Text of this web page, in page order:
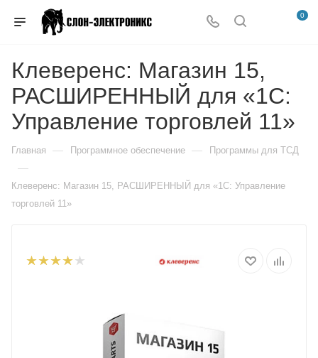
0
Клеверенс: Магазин 15,
РАСШИРЕННЫЙ для «1С:
Управление торговлей 11»
Главная — Программное обеспечение — Программы для ТСД
—
Клеверенс: Магазин 15, РАСШИРЕННЫЙ для «1С: Управление
торговлей 11»